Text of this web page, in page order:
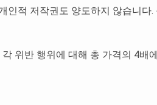
적 저작권도 양도하지 않습니다
위반 행위에 대해 총 가격의 4배